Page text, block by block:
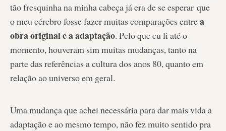
tão fresquinha na minha cabeça já era de se esperar que
o meu cérebro fosse fazer muitas comparações entrea
obra original e a adaptação. Pelo que eu li até o
momento, houveram sim muitas mudanças, tanto na
parte das referências a cultura dos anos 80, quanto em
relação ao universo em geral.
Uma mudança que achei necessária para dar mais vida a
adaptação e ao mesmo tempo, não fez muito sentido pra